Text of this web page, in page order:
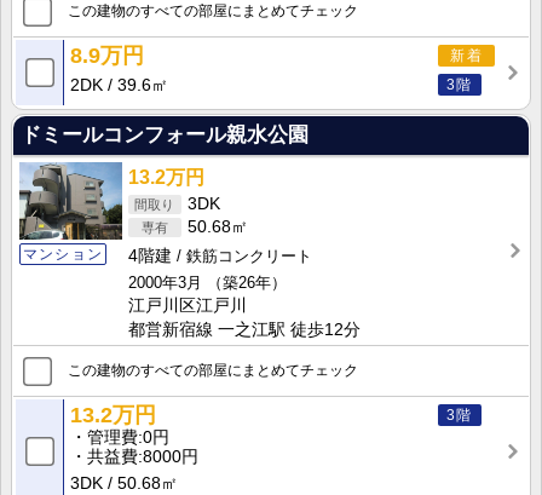
この建物のすべての部屋にまとめてチェック
新着
3階
8.9万円
2DK 39.6㎡
ドミールコンフォール親水公園
マンション
13.2万円
3DK
50.68㎡
4階建
鉄筋コンクリート
2000年3月
（築26年）
江戸川区江戸川
都営新宿線 一之江駅 徒歩12分
この建物のすべての部屋にまとめてチェック
3階
13.2万円
管理費 0円
共益費 8000円
3DK
50.68㎡